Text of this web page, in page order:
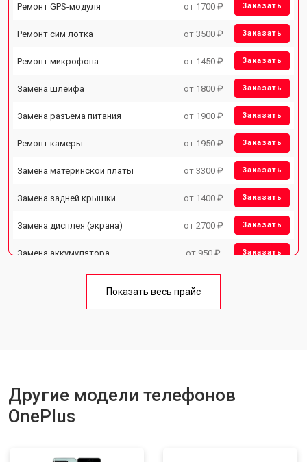
Ремонт GPS-модуля от 1700 ₽ Заказать
Ремонт сим лотка от 3500 ₽ Заказать
Ремонт микрофона от 1450 ₽ Заказать
Замена шлейфа от 1800 ₽ Заказать
Замена разъема питания от 1900 ₽ Заказать
Ремонт камеры от 1950 ₽ Заказать
Замена материнской платы от 3300 ₽ Заказать
Замена задней крышки от 1400 ₽ Заказать
Замена дисплея (экрана) от 2700 ₽ Заказать
Замена аккумулятора от 950 ₽ Заказать
Ремонт цепи питания от 3200 ₽
Показать весь прайс
Другие модели телефонов
OnePlus